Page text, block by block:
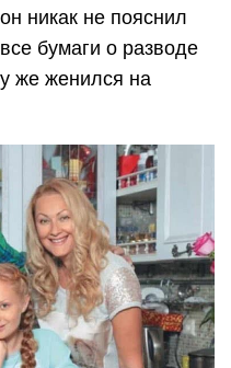
никак не пояснил
бумаги о разводе
же женился на